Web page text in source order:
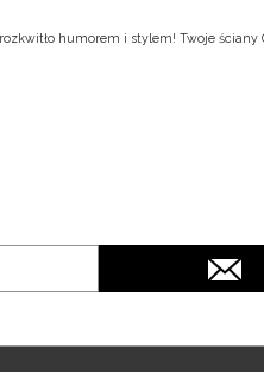
humorem i stylem! Twoje ściany